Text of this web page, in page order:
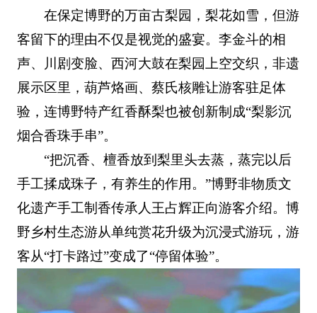
在保定博野的万亩古梨园，梨花如雪，但游
客留下的理由不仅是视觉的盛宴。李金斗的相
声、川剧变脸、西河大鼓在梨园上空交织，非遗
展示区里，葫芦烙画、蔡氏核雕让游客驻足体
验，连博野特产红香酥梨也被创新制成“梨影沉
烟合香珠手串”。
“把沉香、檀香放到梨里头去蒸，蒸完以后
手工揉成珠子，有养生的作用。”博野非物质文
化遗产手工制香传承人王占辉正向游客介绍。博
野乡村生态游从单纯赏花升级为沉浸式游玩，游
客从“打卡路过”变成了“停留体验”。